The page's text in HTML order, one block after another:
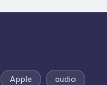
Apple audio